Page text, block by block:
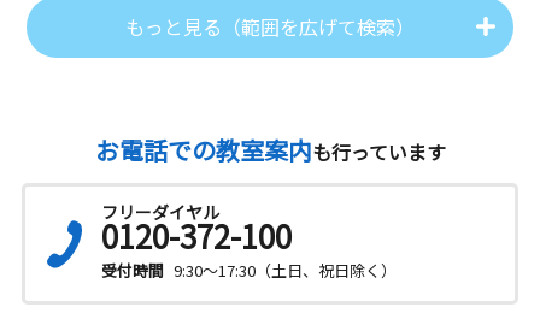
もっと見る（範囲を広げて検索）
お電話での教室案内も行っています
フリーダイヤル
0120-372-100
受付時間 9:30～17:30（土日、祝日除く）